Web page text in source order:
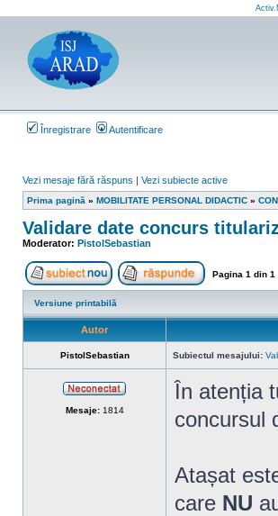
Înregistrare Autentificare
Vezi mesaje fără răspuns | Vezi subiecte active
Prima pagină » MOBILITATE PERSONAL DIDACTIC »
Validare date concurs
Moderator: PistolSebastian
Scrie un subiect nou Răspunde la
Pagina 1 din 1
Versiune printabilă
Autor
PistolSebastian Subiectul mesajului:
Mesaje:1814
În atenția
concursul
Atașat
care NU